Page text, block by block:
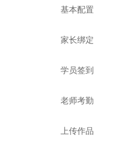
基本配置
家长绑定
学员签到
老师考勤
上传作品